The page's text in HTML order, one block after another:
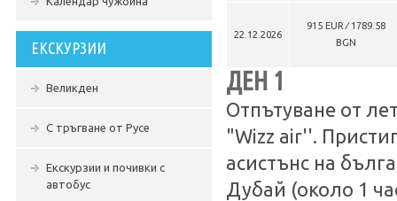
ЕКСКУРЗИИ
Великден
С тръгване от Русе
Екскурзии и почивки с
автобус
22.12.2026
915 EUR ∕ 1789.58
BGN
ДЕН 1
Отпътуване от
"Wizz air''.
асистънс на
Дубай (около 1